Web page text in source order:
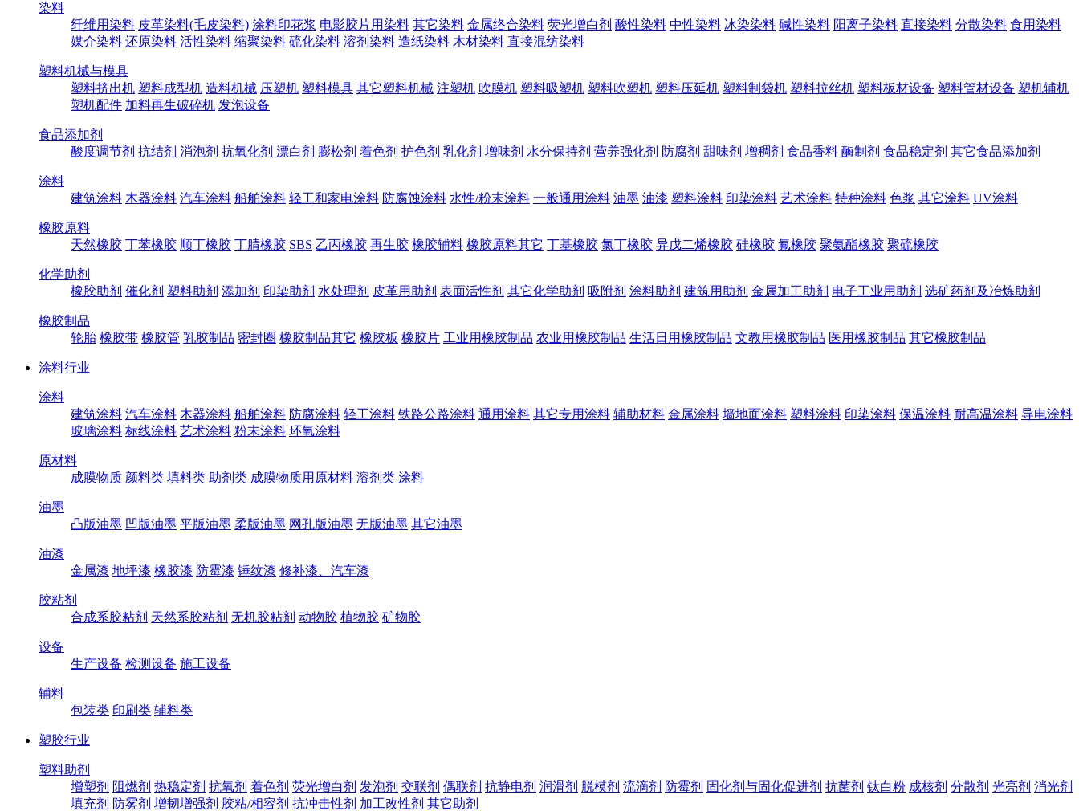
染料
纤维用染料 皮革染料(毛皮染料) 涂料印花浆 电影胶片用染料 其它染料 金属络合染料 荧光增白剂 酸性染料 中性染料 冰染染料 碱性染料 阳离子染料 直接染料 分散染料 食用染料
媒介染料 还原染料 活性染料 缩聚染料 硫化染料 溶剂染料 造纸染料 木材染料 直接混纺染料
塑料机械与模具
塑料挤出机 塑料成型机 造料机械 压塑机 塑料模具 其它塑料机械 注塑机 吹膜机 塑料吸塑机 塑料吹塑机 塑料压延机 塑料制袋机 塑料拉丝机 塑料板材设备 塑料管材设备 塑机辅机
塑机配件 加料再生破碎机 发泡设备
食品添加剂
酸度调节剂 抗结剂 消泡剂 抗氧化剂 漂白剂 膨松剂 着色剂 护色剂 乳化剂 增味剂 水分保持剂 营养强化剂 防腐剂 甜味剂 增稠剂 食品香料 酶制剂 食品稳定剂 其它食品添加剂
涂料
建筑涂料 木器涂料 汽车涂料 船舶涂料 轻工和家电涂料 防腐蚀涂料 水性/粉末涂料 一般通用涂料 油墨 油漆 塑料涂料 印染涂料 艺术涂料 特种涂料 色浆 其它涂料 UV涂料
橡胶原料
天然橡胶 丁苯橡胶 顺丁橡胶 丁腈橡胶 SBS 乙丙橡胶 再生胶 橡胶辅料 橡胶原料其它 丁基橡胶 氯丁橡胶 异戊二烯橡胶 硅橡胶 氟橡胶 聚氨酯橡胶 聚硫橡胶
化学助剂
橡胶助剂 催化剂 塑料助剂 添加剂 印染助剂 水处理剂 皮革用助剂 表面活性剂 其它化学助剂 吸附剂 涂料助剂 建筑用助剂 金属加工助剂 电子工业用助剂 选矿药剂及冶炼助剂
橡胶制品
轮胎 橡胶带 橡胶管 乳胶制品 密封圈 橡胶制品其它 橡胶板 橡胶片 工业用橡胶制品 农业用橡胶制品 生活日用橡胶制品 文教用橡胶制品 医用橡胶制品 其它橡胶制品
涂料行业
涂料
建筑涂料 汽车涂料 木器涂料 船舶涂料 防腐涂料 轻工涂料 铁路公路涂料 通用涂料 其它专用涂料 辅助材料 金属涂料 墙地面涂料 塑料涂料 印染涂料 保温涂料 耐高温涂料 导电涂料
玻璃涂料 标线涂料 艺术涂料 粉末涂料 环氧涂料
原材料
成膜物质 颜料类 填料类 助剂类 成膜物质用原材料 溶剂类 涂料
油墨
凸版油墨 凹版油墨 平版油墨 柔版油墨 网孔版油墨 无版油墨 其它油墨
油漆
金属漆 地坪漆 橡胶漆 防霉漆 锤纹漆 修补漆、汽车漆
胶粘剂
合成系胶粘剂 天然系胶粘剂 无机胶粘剂 动物胶 植物胶 矿物胶
设备
生产设备 检测设备 施工设备
辅料
包装类 印刷类 辅料类
塑胶行业
塑料助剂
增塑剂 阻燃剂 热稳定剂 抗氧剂 着色剂 荧光增白剂 发泡剂 交联剂 偶联剂 抗静电剂 润滑剂 脱模剂 流滴剂 防霉剂 固化剂与固化促进剂 抗菌剂 钛白粉 成核剂 分散剂 光亮剂 消光剂
填充剂 防雾剂 增韧增强剂 胶粘/相容剂 抗冲击性剂 加工改性剂 其它助剂